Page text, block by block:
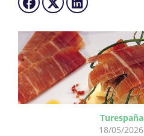
Turespaña
18/05/2026